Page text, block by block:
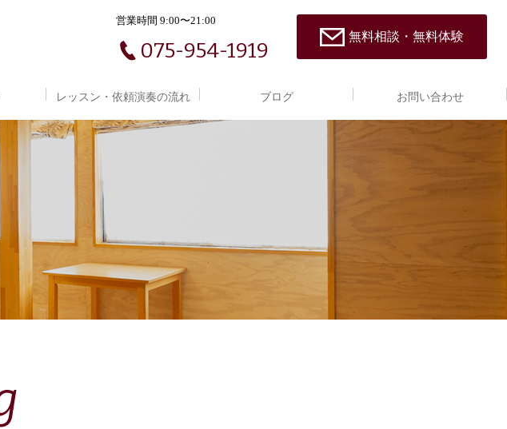
営業時間 9:00〜21:00
075-954-1919
無料相談・無料体験
レッスン・依頼演奏の流れ ブログ お問い合わせ